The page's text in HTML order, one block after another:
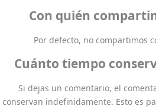
Con quién
Por defecto, no compartimos
Cuánto tiempo
Si dejas un comentario, el
conservan indefinidamente. Esto es